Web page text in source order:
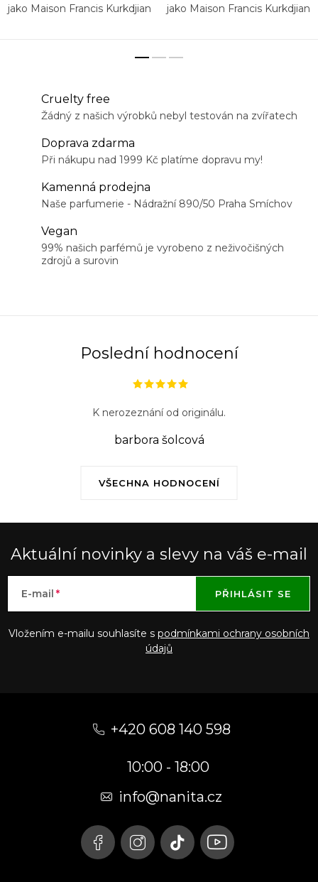
jako Maison Francis Kurkdjian
jako Maison Francis Kurkdjian
Cruelty free
Žádný z našich výrobků nebyl testován na zvířatech
Doprava zdarma
Při nákupu nad 1999 Kč platíme dopravu my!
Kamenná prodejna
Naše parfumerie - Nádražní 890/50 Praha Smíchov
Vegan
99% našich parfémů je vyrobeno z neživočišných
zdrojů a surovin
Poslední hodnocení
VŠECHNA HODNOCENÍ
K nerozeznání od originálu.
barbora šolcová
Aktuální novinky a slevy na váš e-mail
E-mail
Vložením e-mailu souhlasíte s podmínkami ochrany osobních
údajů
PŘIHLÁSIT SE
+420 608 140 598
10:00 - 18:00
info@nanita.cz